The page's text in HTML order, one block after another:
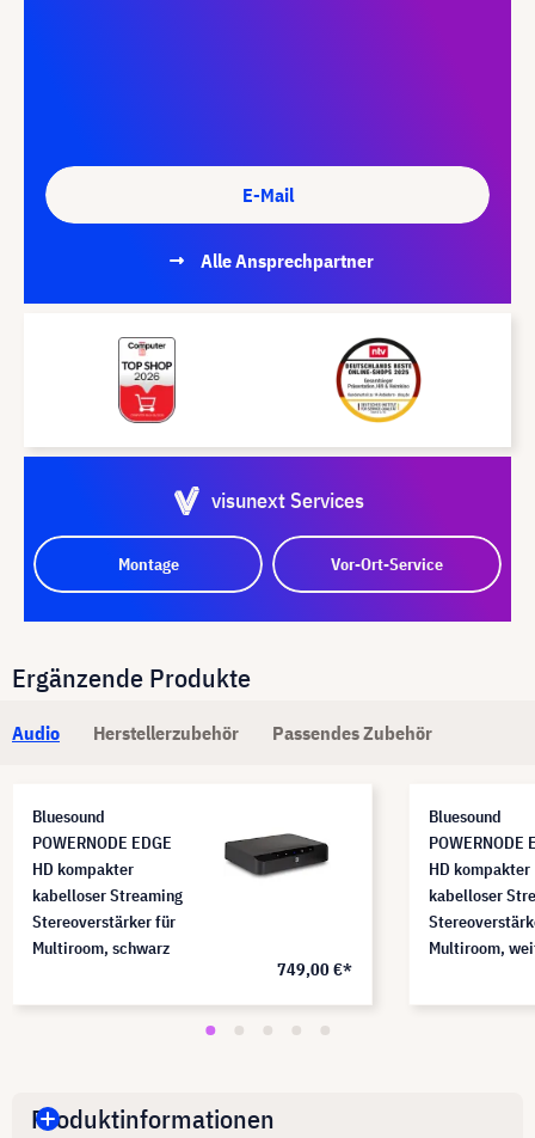
E-Mail
Alle Ansprechpartner
visunext Services
Montage Vor-Ort-Service
Ergänzende Produkte
Audio Herstellerzubehör Passendes Zubehör
Bluesound
POWERNODE EDGE
HD kompakter
kabelloser Streaming
Stereoverstärker für
Multiroom, schwarz
749,00 €*
Bluesound
POWERNODE
HD kompakter
kabelloser
Multiroom,
Produktinformationen